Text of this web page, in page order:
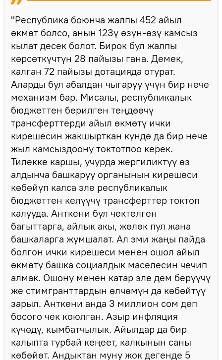
"Республика боюнча жалпы 452 айыл
өкмөт болсо, анын 123ү өзүн-өзү камсыз
кылат десек болот. Бирок бул жалпы
көрсөткүчтүн 28 пайызы гана. Демек,
калган 72 пайызы дотацияда отурат.
Аларды бул абалдан чыгаруу үчүн бир нече
механизм бар. Мисалы, республикалык
бюджеттен берилген теңдөөчү
трансферттерди айыл өкмөтү ички
кирешесин жакшырткан күндө да бир нече
жыл камсыздоону токтотпоо керек.
Тилекке каршы, учурда жергиликтүү өз
алдынча башкаруу органынын кирешеси
көбөйүп калса эле республикалык
бюджеттен келүүчү трансферттер токтоп
калууда. Анткени бул чектелген
багыттарга, айлык акы, жөлөк пул жана
башкаларга жумшалат. Ал эми жаңы пайда
болгон ички кирешеси менен ошол айыл
өкмөтү башка социалдык маселесин чечип
алмак. Ошону менен катар эле дем берүүчү
же стимгранттардын өлчөмүн да көбөйтүү
зарыл. Анткени анда 3 миллион сом деп
босого чек коюлган. Азыр инфляция
күчөдү, кымбатчылык. Айылдар да бир
калыпта турбай кеңеет, калкынын саны
көбөйөт. Андыктан муну жок дегенде 5